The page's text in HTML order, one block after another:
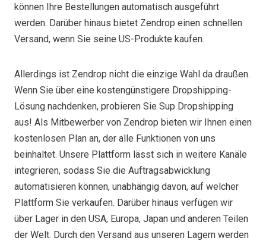
können Ihre Bestellungen automatisch ausgeführt
werden. Darüber hinaus bietet Zendrop einen schnellen
Versand, wenn Sie seine US-Produkte kaufen.
Allerdings ist Zendrop nicht die einzige Wahl da draußen.
Wenn Sie über eine kostengünstigere Dropshipping-
Lösung nachdenken, probieren Sie Sup Dropshipping
aus! Als Mitbewerber von Zendrop bieten wir Ihnen einen
kostenlosen Plan an, der alle Funktionen von uns
beinhaltet. Unsere Plattform lässt sich in weitere Kanäle
integrieren, sodass Sie die Auftragsabwicklung
automatisieren können, unabhängig davon, auf welcher
Plattform Sie verkaufen. Darüber hinaus verfügen wir
über Lager in den USA, Europa, Japan und anderen Teilen
der Welt. Durch den Versand aus unseren Lagern werden